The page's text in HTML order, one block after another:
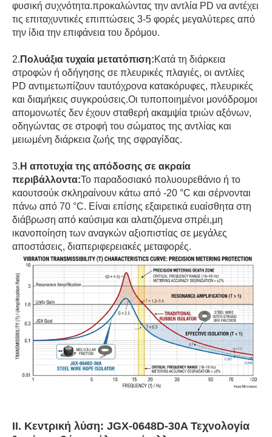
φυσική συχνότητα.προκαλώντας την αντλία PD να αντέχει
τις επιταχυντικές επιπτώσεις 3-5 φορές μεγαλύτερες από
την ίδια την επιφάνεια του δρόμου.
2. Πολυάξια τυχαία μετατόπιση:Κατά τη διάρκεια
στροφών ή οδήγησης σε πλευρικές πλαγιές, οι αντλίες
PD αντιμετωπίζουν ταυτόχρονα κατακόρυφες, πλευρικές
και διαμήκεις συγκρούσεις.Οι τυποποιημένοι μονόδρομοι
απομονωτές δεν έχουν σταθερή ακαμψία τριών αξόνων,
οδηγώντας σε στροφή του σώματος της αντλίας και
μειωμένη διάρκεια ζωής της σφραγίδας.
3. Η αποτυχία της απόδοσης σε ακραία
περιβάλλοντα:Το παραδοσιακό πολυουρεθάνιο ή το
καουτσούκ σκληραίνουν κάτω από -20 °C και σέρνονται
πάνω από 70 °C. Είναι επίσης εξαιρετικά ευαίσθητα στη
διάβρωση από καύσιμα και αλατιζόμενα σπρέι,μη
ικανοποίηση των αναγκών αξιοπιστίας σε μεγάλες
αποστάσεις, διαπεριφερειακές μεταφορές.
ΙΙ. Κεντρική λύση: JGX-0648D-30A Τεχνολογία